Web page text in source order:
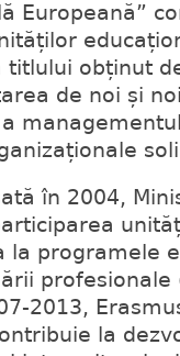
Europeană”
titlului obținut
de noi și
în 2004,
la programele
profesionale
2013,
la